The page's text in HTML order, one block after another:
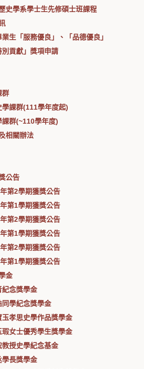
史學系學士生先修碩士班課程
業生「服務優良」、「品德優良」
別貢獻」獎項申請
群
學課群(111學年度起)
課群(~110學年度)
相關辦法
公告
第2學期獲獎公告
第1學期獲獎公告
第2學期獲獎公告
第1學期獲獎公告
第2學期獲獎公告
第1學期獲獎公告
金
紀念獎學金
同學紀念獎學金
玉孝思史學作品獎學金
瑕女士優秀學生獎學金
教授史學紀念基金
學長獎學金